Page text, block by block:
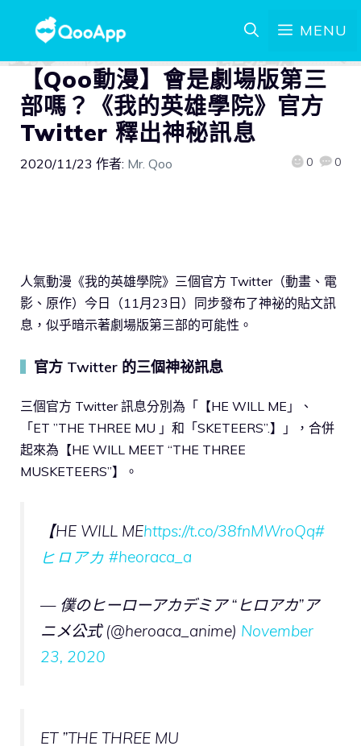
MENU
【Qoo動漫】會是劇場版第三
部嗎？《我的英雄學院》官方
Twitter 釋出神秘訊息
2020/11/23 作者: Mr. Qoo 0 0
人氣動漫《我的英雄學院》三個官方 Twitter（動畫、電
影、原作）今日（11月23日）同步發布了神祕的貼文訊
息，似乎暗示著劇場版第三部的可能性。
官方 Twitter 的三個神祕訊息
三個官方 Twitter 訊息分別為「【HE WILL ME」、
「ET ”THE THREE MU 」和「SKETEERS”.】」，合併
起來為【HE WILL MEET “THE THREE
MUSKETEERS”】。
【HE WILL MEhttps://t.co/38fnMWroQq#
ヒロアカ #heoraca_a
— 僕のヒーローアカデミア “ヒロアカ”ア
ニメ公式 (@heroaca_anime) November
23, 2020
ET ”THE THREE MU